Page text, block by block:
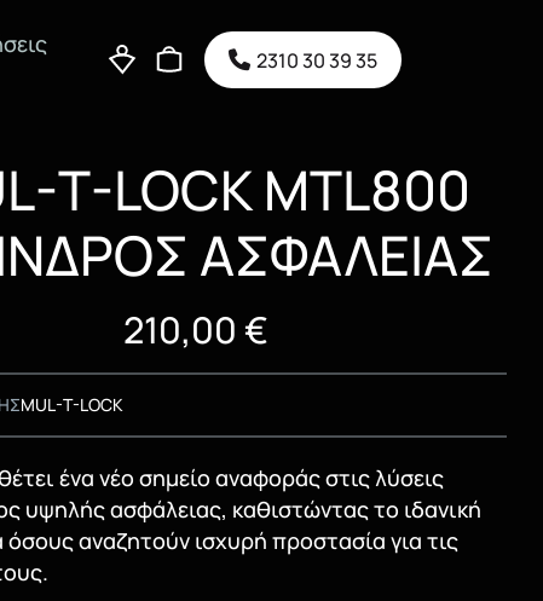
2310 30 39 35
T-LOCK MTL800
ΑΣΦΑΛΕΙΑΣ
210,00 €
MUL-T-LOCK
ένα νέο σημείο αναφοράς στις λύσεις
υψηλής ασφάλειας, καθιστώντας το ιδανική
όσους αναζητούν ισχυρή προστασία για τις